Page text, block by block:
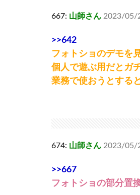
667: 山師さん 2023/05/
>>642
フォトショのデモを
個人で遊ぶ用だとガ
業務で使おうとする
674: 山師さん 2023/05/
>>667
フォトショの部分置